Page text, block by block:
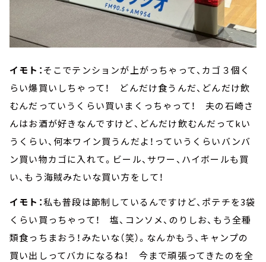
イモト：そこでテンションが上がっちゃって、カゴ３個く
らい爆買いしちゃって！ どんだけ食うんだ、どんだけ飲
むんだっていうくらい買いまくっちゃって！ 夫の石崎さ
んはお酒が好きなんですけど、どんだけ飲むんだってkい
うくらい、何本ワイン買うんだよ！っていうくらいバンバ
ン買い物カゴに入れて。ビール、サワー、ハイボールも買
い、もう海賊みたいな買い方をして！
イモト：私も普段は節制しているんですけど、ポテチを3袋
くらい買っちゃって！ 塩、コンソメ、のりしお、もう全種
類食っちまおう！みたいな（笑）。なんかもう、キャンプの
買い出しってバカになるね！ 今まで頑張ってきたのを全